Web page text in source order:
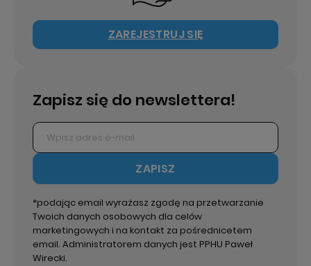
ZAREJESTRUJ SIĘ
Zapisz się do newslettera!
ZAPISZ
*podając email wyrażasz zgodę na przetwarzanie
Twoich danych osobowych dla celów
marketingowych i na kontakt za pośrednicetem
email. Administratorem danych jest PPHU Paweł
Wirecki.